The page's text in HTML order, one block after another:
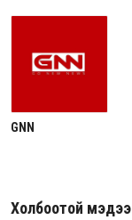
GNN
Холбоотой мэдээ